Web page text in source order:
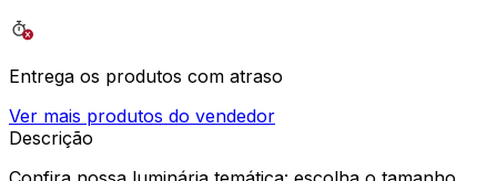
Entrega os produtos com atraso
Ver mais produtos do vendedor
Descrição